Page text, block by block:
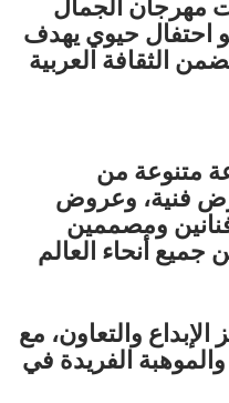
مهرجان الجمال
احتفال حيوي يهدف
الثقافة العربية
متنوعة من
فنية، وعروض
ومصممين
أنحاء العالم
والتعاون، مع
الفريدة في